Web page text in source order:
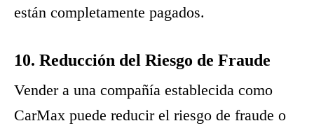
están completamente pagados.
10. Reducción del Riesgo de Fraude
Vender a una compañía establecida como
CarMax puede reducir el riesgo de fraude o